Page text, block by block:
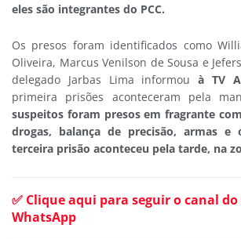
eles são integrantes do PCC.
Os presos foram identificados como
Oliveira, Marcus Venilson de Sousa e
delegado Jarbas Lima informouà TV
primeira prisões aconteceram pela
suspeitos foram presos em fragrante
drogas, balança de precisão, armas e
terceira prisão aconteceu pela tarde, na
✅ Clique aqui para seguir o canal do
WhatsApp